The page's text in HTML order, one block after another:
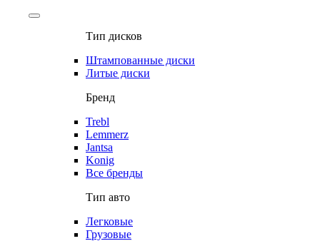
Тип дисков
Штампованные диски
Литые диски
Бренд
Trebl
Lemmerz
Jantsa
Konig
Все бренды
Тип авто
Легковые
Грузовые